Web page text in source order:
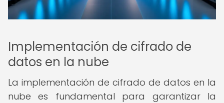
Implementación de cifrado de
datos en la nube
La implementación de cifrado de datos en la
nube es fundamental para garantizar la